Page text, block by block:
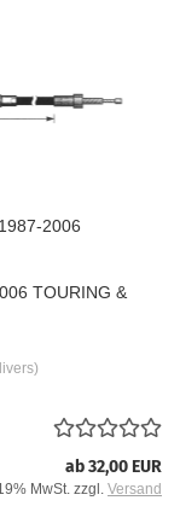
2006
TOURING &
ab 32,00 EUR
MwSt. zzgl. Versand